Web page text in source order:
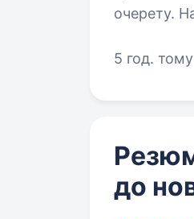
очерету.
5 год. тому
до